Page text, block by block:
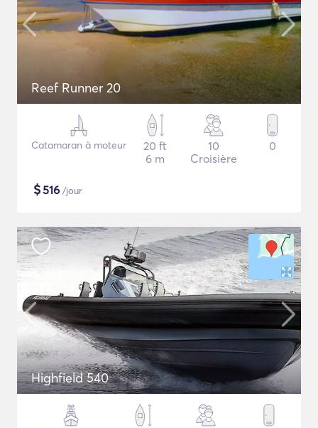
Reef Runner 20
Catamaran à moteur
20 ft
6 m
10
Croisière
0
$516 /jour
Highfield 540